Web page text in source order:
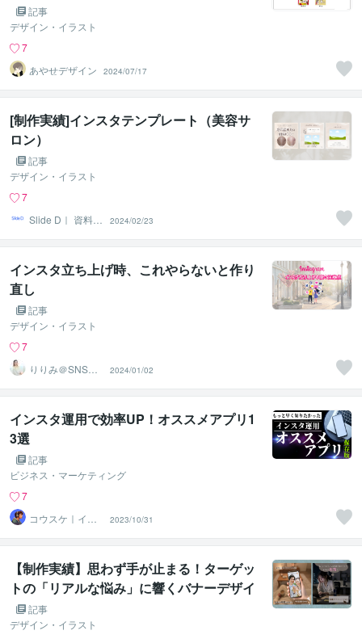
記事
デザイン・イラスト
7
あやせデザイン
2024/07/17
[制作実績]インスタテンプレート（美容サ
ロン）
記事
デザイン・イラスト
7
Slide D｜ 資料特
化デザイン
2024/02/23
インスタ立ち上げ時、これやらないと作り
直し
記事
デザイン・イラスト
7
りりみ＠SNSイ
ンスタ運用
2024/01/02
インスタ運用で効率UP！オススメアプリ1
3選
記事
ビジネス・マーケティング
7
コウスケ｜イン
スタ×マーケでマ
ネタイズ術
2023/10/31
【制作実績】思わず手が止まる！ターゲッ
トの「リアルな悩み」に響くバナーデザイ
ン 記事
デザイン・イラスト